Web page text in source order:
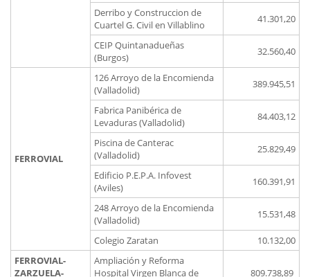
Derribo y Construccion de
Cuartel G. Civil en Villablino
41.301,20
CEIP Quintanadueñas
(Burgos)
32.560,40
FERROVIAL
126 Arroyo de la Encomienda
(Valladolid)
389.945,51
Fabrica Panibérica de
Levaduras (Valladolid)
84.403,12
Piscina de Canterac
(Valladolid)
25.829,49
Edificio P.E.P.A. Infovest
(Aviles)
160.391,91
248 Arroyo de la Encomienda
(Valladolid)
15.531,48
Colegio Zaratan
10.132,00
FERROVIAL-
ZARZUELA-
Ampliación y Reforma
Hospital Virgen Blanca de
809.738,89